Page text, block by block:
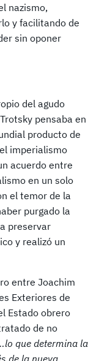
nazismo,
y facilitando de
sin oponer
del agudo
pensaba en
producto de
imperialismo
acuerdo entre
en un solo
el temor de la
purgado la
preservar
y realizó un
entre Joachim
Exteriores de
Estado obrero
de no
que determina la
de la nueva